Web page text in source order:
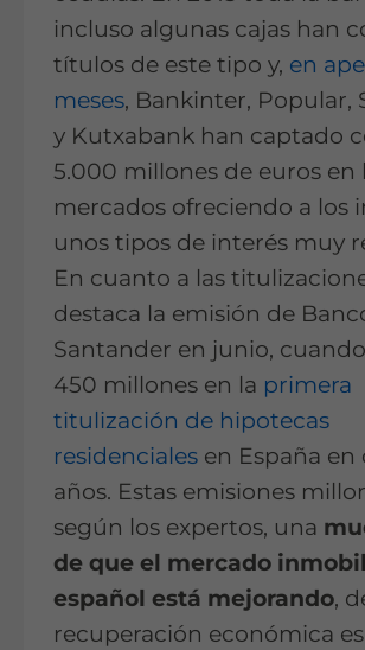
incluso algunas cajas han
títulos de este tipo y, en
meses, Bankinter, Popular,
y Kutxabank han captado
5.000 millones de euros en
mercados ofreciendo a los
unos tipos de interés muy
En cuanto a las
destaca la emisión de
Santander en junio,
450 millones en la primera
titulización de hipotecas
residenciales en España en
años. Estas emisiones
según los expertos, una
de que el mercado
español está mejorando,
recuperación económica